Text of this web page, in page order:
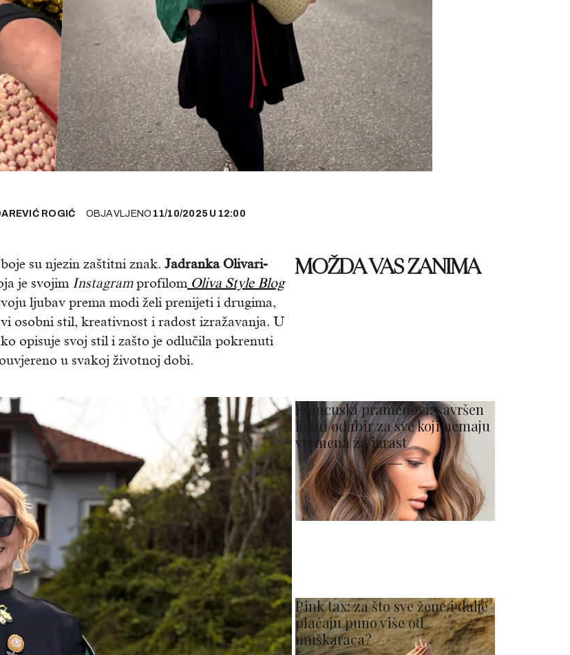
ROGIĆ OBJAVLJENO 11/10/2025 U 12:00
su njezin zaštitni znak. Jadranka Olivari-
je svojim Instagramprofilom Oliva Style Blog
ljubav prema modi želi prenijeti i drugima,
osobni stil, kreativnost i radost izražavanja. U
opisuje svoj stil i zašto je odlučila pokrenuti
u svakoj životnoj dobi.
MOŽDA VAS ZANIMA
Francuski pramenovi: savršen
ljetni odabir za sve koji nemaju
vremena za izrast
Pink tax: za što sve žene i dalje
plaćaju puno više od
muškaraca?